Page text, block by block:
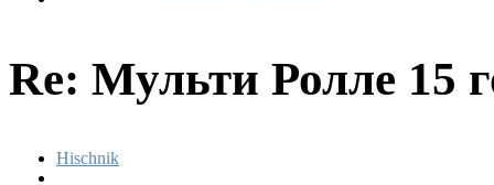
Re: Мульти Ролле 15
Hischnik